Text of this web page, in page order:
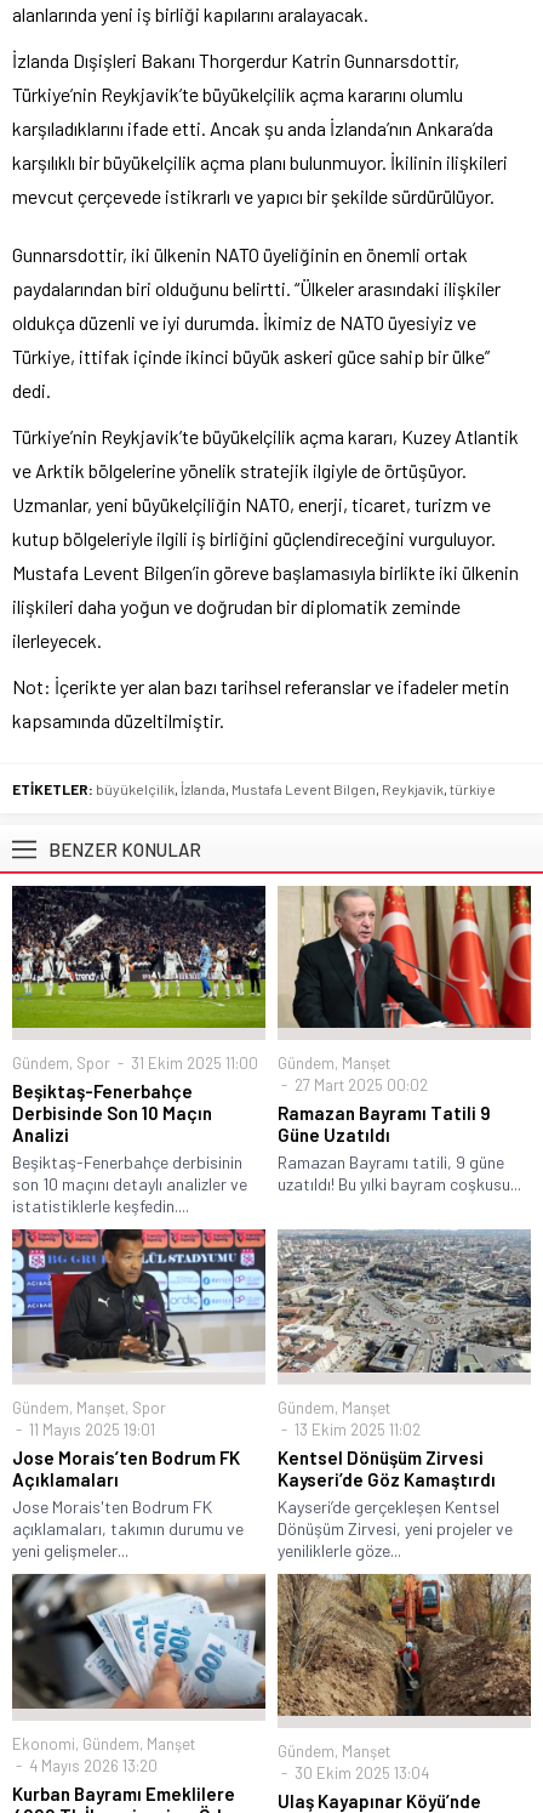
alanlarında yeni iş birliği kapılarını aralayacak.
İzlanda Dışişleri Bakanı Thorgerdur Katrin Gunnarsdottir,
Türkiye’nin Reykjavik’te büyükelçilik açma kararını olumlu
karşıladıklarını ifade etti. Ancak şu anda İzlanda’nın Ankara’da
karşılıklı bir büyükelçilik açma planı bulunmuyor. İkilinin ilişkileri
mevcut çerçevede istikrarlı ve yapıcı bir şekilde sürdürülüyor.
Gunnarsdottir, iki ülkenin NATO üyeliğinin en önemli ortak
paydalarından biri olduğunu belirtti. “Ülkeler arasındaki ilişkiler
oldukça düzenli ve iyi durumda. İkimiz de NATO üyesiyiz ve
Türkiye, ittifak içinde ikinci büyük askeri güce sahip bir ülke”
dedi.
Türkiye’nin Reykjavik’te büyükelçilik açma kararı, Kuzey Atlantik
ve Arktik bölgelerine yönelik stratejik ilgiyle de örtüşüyor.
Uzmanlar, yeni büyükelçiliğin NATO, enerji, ticaret, turizm ve
kutup bölgeleriyle ilgili iş birliğini güçlendireceğini vurguluyor.
Mustafa Levent Bilgen’in göreve başlamasıyla birlikte iki ülkenin
ilişkileri daha yoğun ve doğrudan bir diplomatik zeminde
ilerleyecek.
Not: İçerikte yer alan bazı tarihsel referanslar ve ifadeler metin
kapsamında düzeltilmiştir.
ETİKETLER: büyükelçilik İzlanda Mustafa Levent Bilgen Reykjavik türkiye
BENZER KONULAR
Gündem, Spor 31 Ekim 2025 11:00
Beşiktaş-Fenerbahçe
Derbisinde Son 10 Maçın
Analizi
Beşiktaş-Fenerbahçe derbisinin
son 10 maçını detaylı analizler ve
istatistiklerle keşfedin....
Gündem, Manşet
27 Mart 2025 00:02
Ramazan Bayramı Tatili 9
Güne Uzatıldı
Ramazan Bayramı tatili, 9 güne
uzatıldı! Bu yılki bayram coşkusu...
Gündem, Manşet, Spor
11 Mayıs 2025 19:01
Jose Morais’ten Bodrum FK
Açıklamaları
Jose Morais'ten Bodrum FK
açıklamaları, takımın durumu ve
yeni gelişmeler...
Gündem, Manşet
13 Ekim 2025 11:02
Kentsel Dönüşüm Zirvesi
Kayseri’de Göz Kamaştırdı
Kayseri’de gerçekleşen Kentsel
Dönüşüm Zirvesi, yeni projeler ve
yeniliklerle göze...
Ekonomi, Gündem, Manşet
4 Mayıs 2026 13:20
Kurban Bayramı Emeklilere
Gündem, Manşet
30 Ekim 2025 13:04
Ulaş Kayapınar Köyü’nde